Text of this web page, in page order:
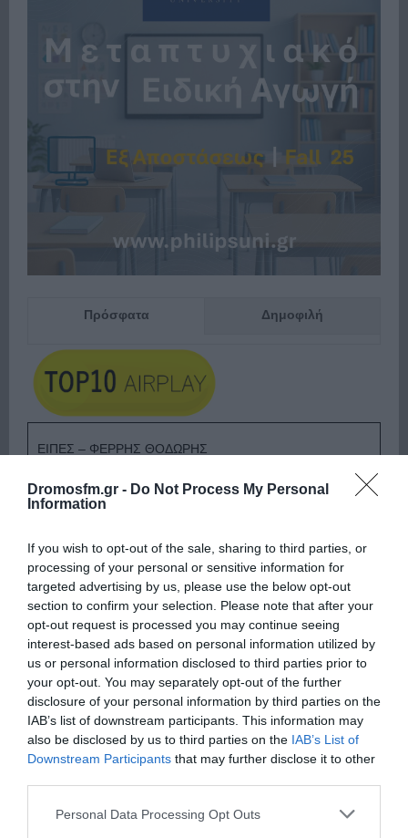
Dromosfm.gr - Do Not Process My Personal
Information
If you wish to opt-out of the sale, sharing to third parties, or
processing of your personal or sensitive information for
targeted advertising by us, please use the below opt-out
section to confirm your selection. Please note that after your
opt-out request is processed you may continue seeing
interest-based ads based on personal information utilized by
us or personal information disclosed to third parties prior to
your opt-out. You may separately opt-out of the further
disclosure of your personal information by third parties on the
IAB’s list of downstream participants. This information may
also be disclosed by us to third parties on the IAB’s List of
Downstream Participants that may further disclose it to other
Please note that this website/app uses one or more Google
Personal Data Processing Opt Outs
Πρόσφατα Δημοφιλή
ΕΙΠΕΣ – ΦΕΡΡΗΣ ΘΟΔΩΡΗΣ
Παρακαλώ Περιμένετε...
ΛΟΓΑΡΙΑΣΜΟΣ - ΛΙΟΛΙΟΥ ΚΑΤΕΡΙΝΑ